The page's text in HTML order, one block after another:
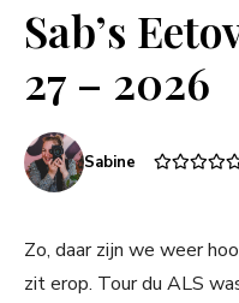
Sab’s
27 – 2026
Sabine
Zo, daar zijn we weer
zit erop. Tour du ALS